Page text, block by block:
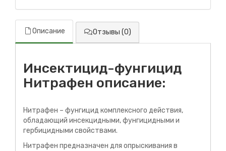
Описание Отзывы (0)
Инсектицид-фунгицид
Нитрафен описание:
Нитрафен – фунгицид комплексного действия,
обладающий инсекцидными, фунгицидными и
гербицидными свойствами.
Нитрафен предназначен для опрыскивания в